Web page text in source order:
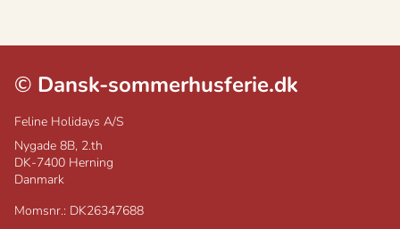
© Dansk-sommerhusferie.dk
Feline Holidays A/S
Nygade 8B, 2.th
DK-7400 Herning
Danmark
Momsnr.: DK26347688